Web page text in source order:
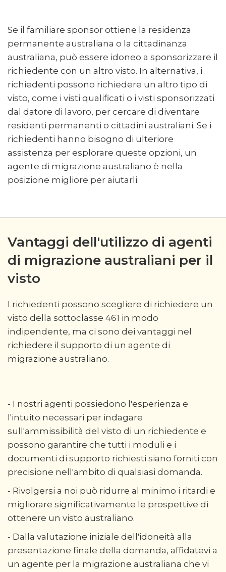
Se il familiare sponsor ottiene la residenza
permanente australiana o la cittadinanza
australiana, può essere idoneo a sponsorizzare il
richiedente con un altro visto. In alternativa, i
richiedenti possono richiedere un altro tipo di
visto, come i visti qualificati o i visti sponsorizzati
dal datore di lavoro, per cercare di diventare
residenti permanenti o cittadini australiani. Se i
richiedenti hanno bisogno di ulteriore
assistenza per esplorare queste opzioni, un
agente di migrazione australiano è nella
posizione migliore per aiutarli.
Vantaggi dell'utilizzo di agenti
di migrazione australiani per il
visto
I richiedenti possono scegliere di richiedere un
visto della sottoclasse 461 in modo
indipendente, ma ci sono dei vantaggi nel
richiedere il supporto di un agente di
migrazione australiano.
- I nostri agenti possiedono l'esperienza e
l'intuito necessari per indagare
sull'ammissibilità del visto di un richiedente e
possono garantire che tutti i moduli e i
documenti di supporto richiesti siano forniti con
precisione nell'ambito di qualsiasi domanda.
- Rivolgersi a noi può ridurre al minimo i ritardi e
migliorare significativamente le prospettive di
ottenere un visto australiano.
- Dalla valutazione iniziale dell'idoneità alla
presentazione finale della domanda, affidatevi a
un agente per la migrazione australiana che vi